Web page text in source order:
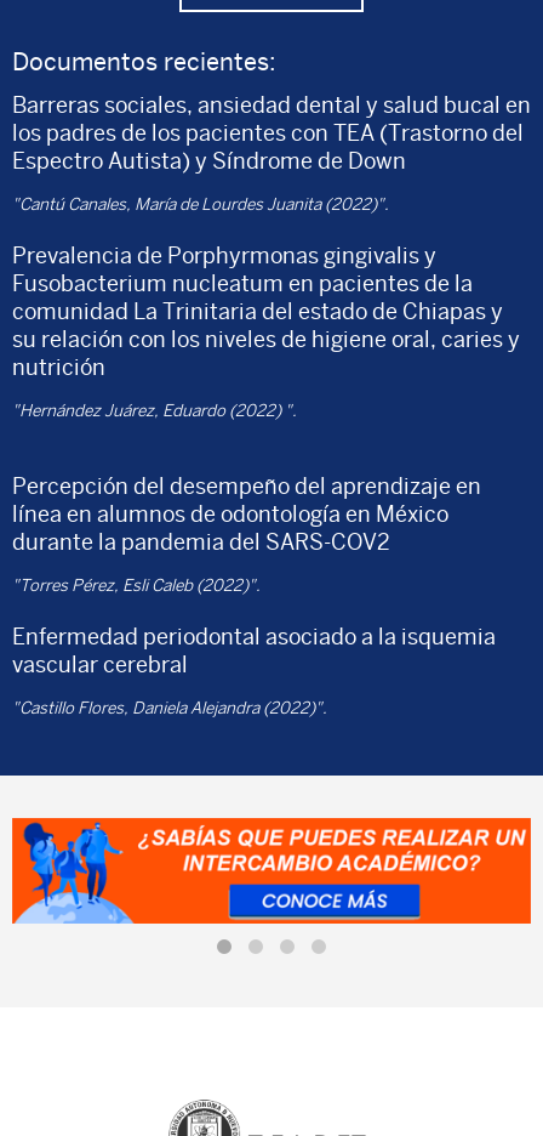
Documentos recientes:
Barreras sociales, ansiedad dental y salud bucal en
los padres de los pacientes con TEA (Trastorno del
Espectro Autista) y Síndrome de Down
"Cantú Canales, María de Lourdes Juanita (2022)".
Prevalencia de Porphyrmonas gingivalis y
Fusobacterium nucleatum en pacientes de la
comunidad La Trinitaria del estado de Chiapas y
su relación con los niveles de higiene oral, caries y
nutrición
"Hernández Juárez, Eduardo (2022) ".
Percepción del desempeño del aprendizaje en
línea en alumnos de odontología en México
durante la pandemia del SARS-COV2
"Torres Pérez, Esli Caleb (2022)".
Enfermedad periodontal asociado a la isquemia
vascular cerebral
"Castillo Flores, Daniela Alejandra (2022)".